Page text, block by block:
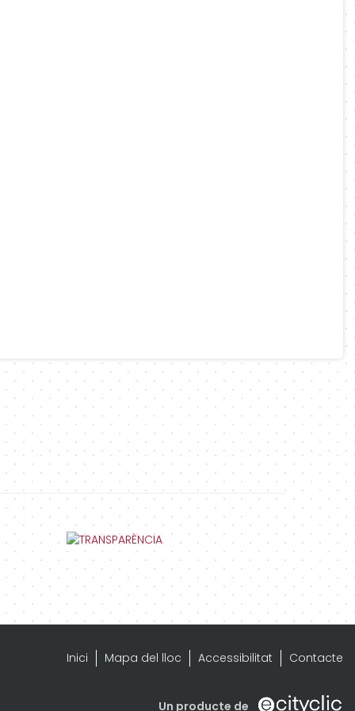
Inici Mapa del lloc Accessibilitat Contacte
Un producte de